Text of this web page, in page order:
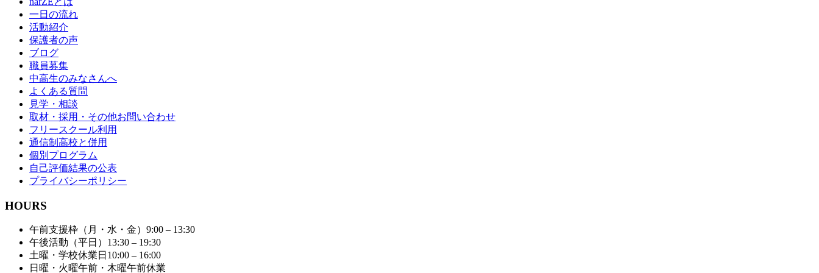
一日の流れ
活動紹介
保護者の声
ブログ
職員募集
中高生のみなさんへ
よくある質問
見学・相談
取材・採用・その他お問い合わせ
フリースクール利用
通信制高校と併用
個別プログラム
自己評価結果の公表
プライバシーポリシー
HOURS
午前支援枠（月・水・金） 9:00 – 13:30
午後活動（平日） 13:30 – 19:30
土曜・学校休業日 10:00 – 16:00
日曜・火曜午前・木曜午前休業